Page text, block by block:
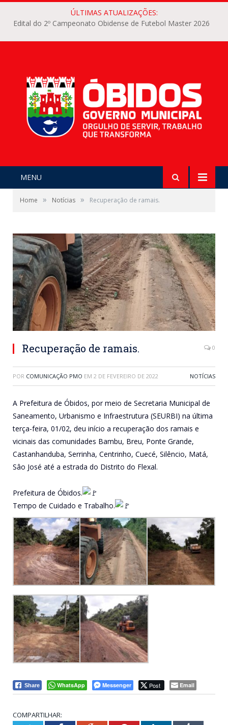
ÚLTIMAS ATUALIZAÇÕES:
Edital do 2º Campeonato Obidense de Futebol Master 2026
MENU
Home » Notícias » Recuperação de ramais.
Recuperação de ramais. 0
POR COMUNICAÇÃO PMO EM 2 DE FEVEREIRO DE 2022 NOTÍCIAS
A Prefeitura de Óbidos, por meio de Secretaria Municipal de
Saneamento, Urbanismo e Infraestrutura (SEURBI) na última
terça-feira, 01/02, deu início a recuperação dos ramais e
vicinais das comunidades Bambu, Breu, Ponte Grande,
Castanhanduba, Serrinha, Centrinho, Cuecé, Silêncio, Matá,
Sâo José até a estrada do Distrito do Flexal.
Prefeitura de Óbidos.
Tempo de Cuidado e Trabalho.
Share WhatsApp Messenger Post Email
COMPARTILHAR: